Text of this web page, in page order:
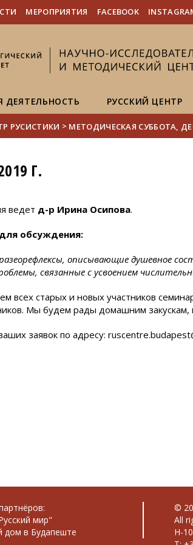
МЕРОПРИЯТИЯ FACEBOOK
ДЕЯТЕЛЬНОСТЬ РУССКИЙ ЦЕНТР
РУСИСТИКИ > МЕТОДИЧЕСКАЯ СУББОТА,
Г.
ведет д-р Ирина Осипова.
обсуждения:
описывающие душевное
связанные с усвоением
всех старых и новых участников
Мы будем рады домашним закускам,
заявок по адресу:
мир"
дом в Будапеште
©
All
H-